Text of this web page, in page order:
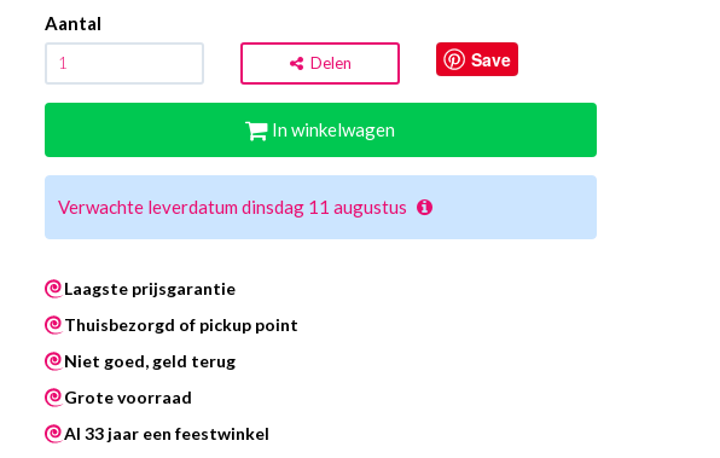
Aantal
Delen Save
In winkelwagen
Verwachte leverdatum dinsdag 11 augustus
Laagste prijsgarantie
Thuisbezorgd of pickup point
Niet goed, geld terug
Grote voorraad
Al 33 jaar een feestwinkel